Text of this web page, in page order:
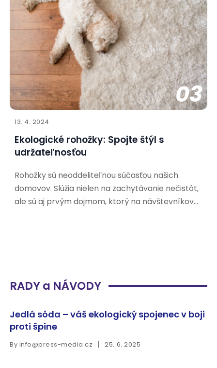
pre alergikov
03
13. 4. 2024
Ekologické rohožky: Spojte štýl s
udržateľnosťou
Rohožky sú neoddeliteľnou súčasťou našich
domovov. Slúžia nielen na zachytávanie nečistôt,
ale sú aj prvým dojmom, ktorý na návštevníkov
RADY a NÁVODY
Jedlá sóda – váš ekologický spojenec v boji
proti špine
By info@press-media.cz 25. 6. 2025